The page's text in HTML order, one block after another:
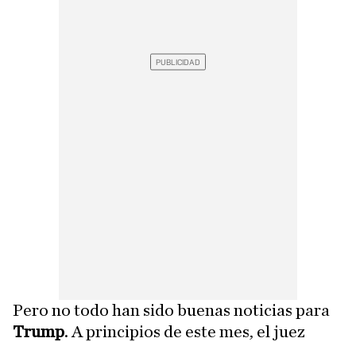
Pero no todo han sido buenas noticias para
Trump. A principios de este mes, el juez